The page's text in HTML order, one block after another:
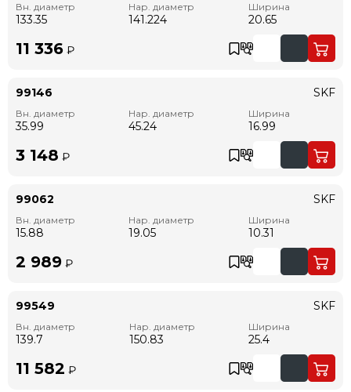
Вн. диаметр
133.35
Нар. диаметр
141.224
Ширина
20.65
11 336 ₽
99146
Вн. диаметр
35.99
Нар. диаметр
45.24
Ширина
16.99
SKF
3 148 ₽
99062
Вн. диаметр
15.88
Нар. диаметр
19.05
Ширина
10.31
SKF
2 989 ₽
99549
Вн. диаметр
139.7
Нар. диаметр
150.83
Ширина
25.4
SKF
11 582 ₽